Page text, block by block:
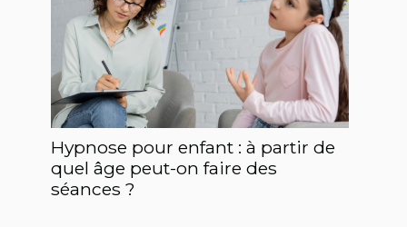
Hypnose pour enfant : à partir de
quel âge peut-on faire des
séances ?